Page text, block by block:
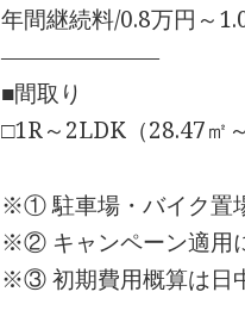
年間継続料/0.8万円～
―――――――
■間取り
□1R～2LDK（28.47㎡
※① 駐車場・バイク置
※② キャンペーン適用
※③ 初期費用概算は日